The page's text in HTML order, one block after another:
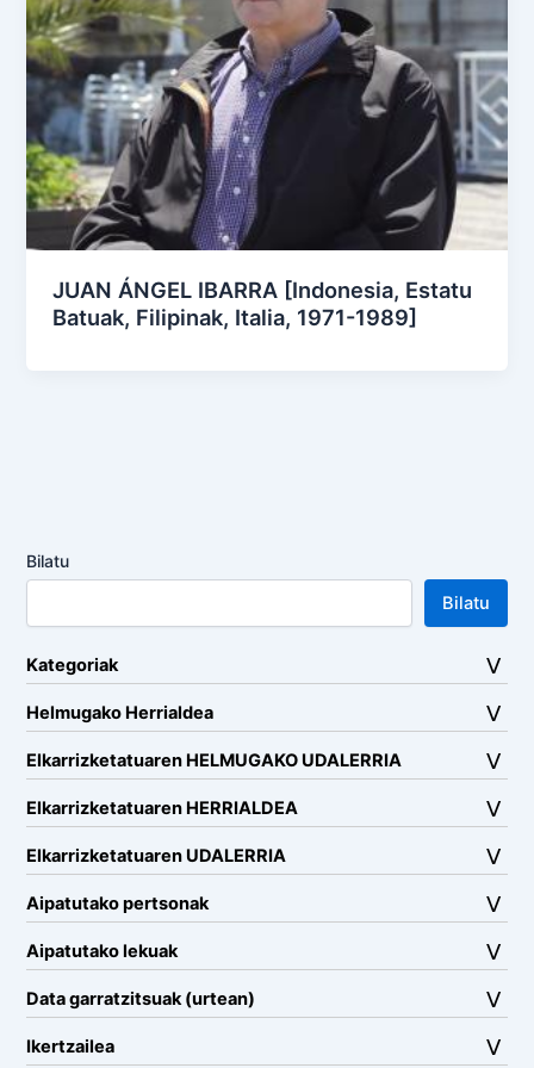
JUAN ÁNGEL IBARRA [Indonesia, Estatu
Batuak, Filipinak, Italia, 1971-1989]
Bilatu
Bilatu
Kategoriak
Helmugako Herrialdea
Elkarrizketatuaren HELMUGAKO UDALERRIA
Elkarrizketatuaren HERRIALDEA
Elkarrizketatuaren UDALERRIA
Aipatutako pertsonak
Aipatutako lekuak
Data garratzitsuak (urtean)
Ikertzailea